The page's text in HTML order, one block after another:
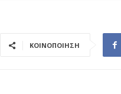
ΚΟΙΝΟΠΟΙΗΣΗ